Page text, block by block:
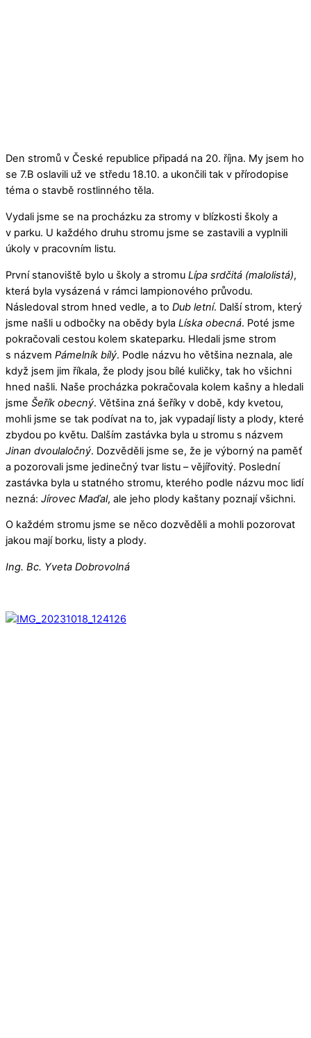
Den stromů v České republice připadá na 20. října. My jsem ho
se 7.B oslavili už ve středu 18.10. a ukončili tak v přírodopise
téma o stavbě rostlinného těla.
Vydali jsme se na procházku za stromy v blízkosti školy a
v parku. U každého druhu stromu jsme se zastavili a vyplnili
úkoly v pracovním listu.
První stanoviště bylo u školy a stromu Lípa srdčitá (malolistá),
která byla vysázená v rámci lampionového průvodu.
Následoval strom hned vedle, a to Dub letní. Další strom, který
jsme našli u odbočky na obědy byla Líska obecná. Poté jsme
pokračovali cestou kolem skateparku. Hledali jsme strom
s názvem Pámelník bílý. Podle názvu ho většina neznala, ale
když jsem jim říkala, že plody jsou bílé kuličky, tak ho všichni
hned našli. Naše procházka pokračovala kolem kašny a hledali
jsme Šeřík obecný. Většina zná šeříky v době, kdy kvetou,
mohli jsme se tak podívat na to, jak vypadají listy a plody, které
zbydou po květu. Dalším zastávka byla u stromu s názvem
Jinan dvoulaločný. Dozvěděli jsme se, že je výborný na paměť
a pozorovali jsme jedinečný tvar listu – vějířovitý. Poslední
zastávka byla u statného stromu, kterého podle názvu moc lidí
nezná: Jírovec Maďal, ale jeho plody kaštany poznají všichni.
O každém stromu jsme se něco dozvěděli a mohli pozorovat
jakou mají borku, listy a plody.
Ing. Bc. Yveta Dobrovolná